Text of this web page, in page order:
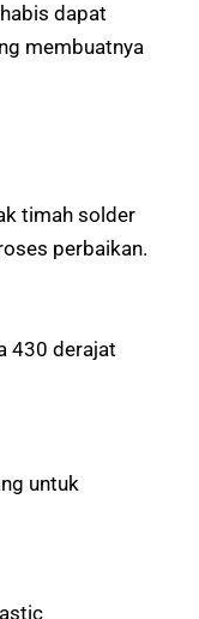
dapat
membuatnya
timah solder
perbaikan.
430 derajat
untuk